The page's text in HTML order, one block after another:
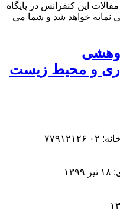
این کنفرانس در پایگاه
نمایه خواهد شد و شما می
و محیط زیست